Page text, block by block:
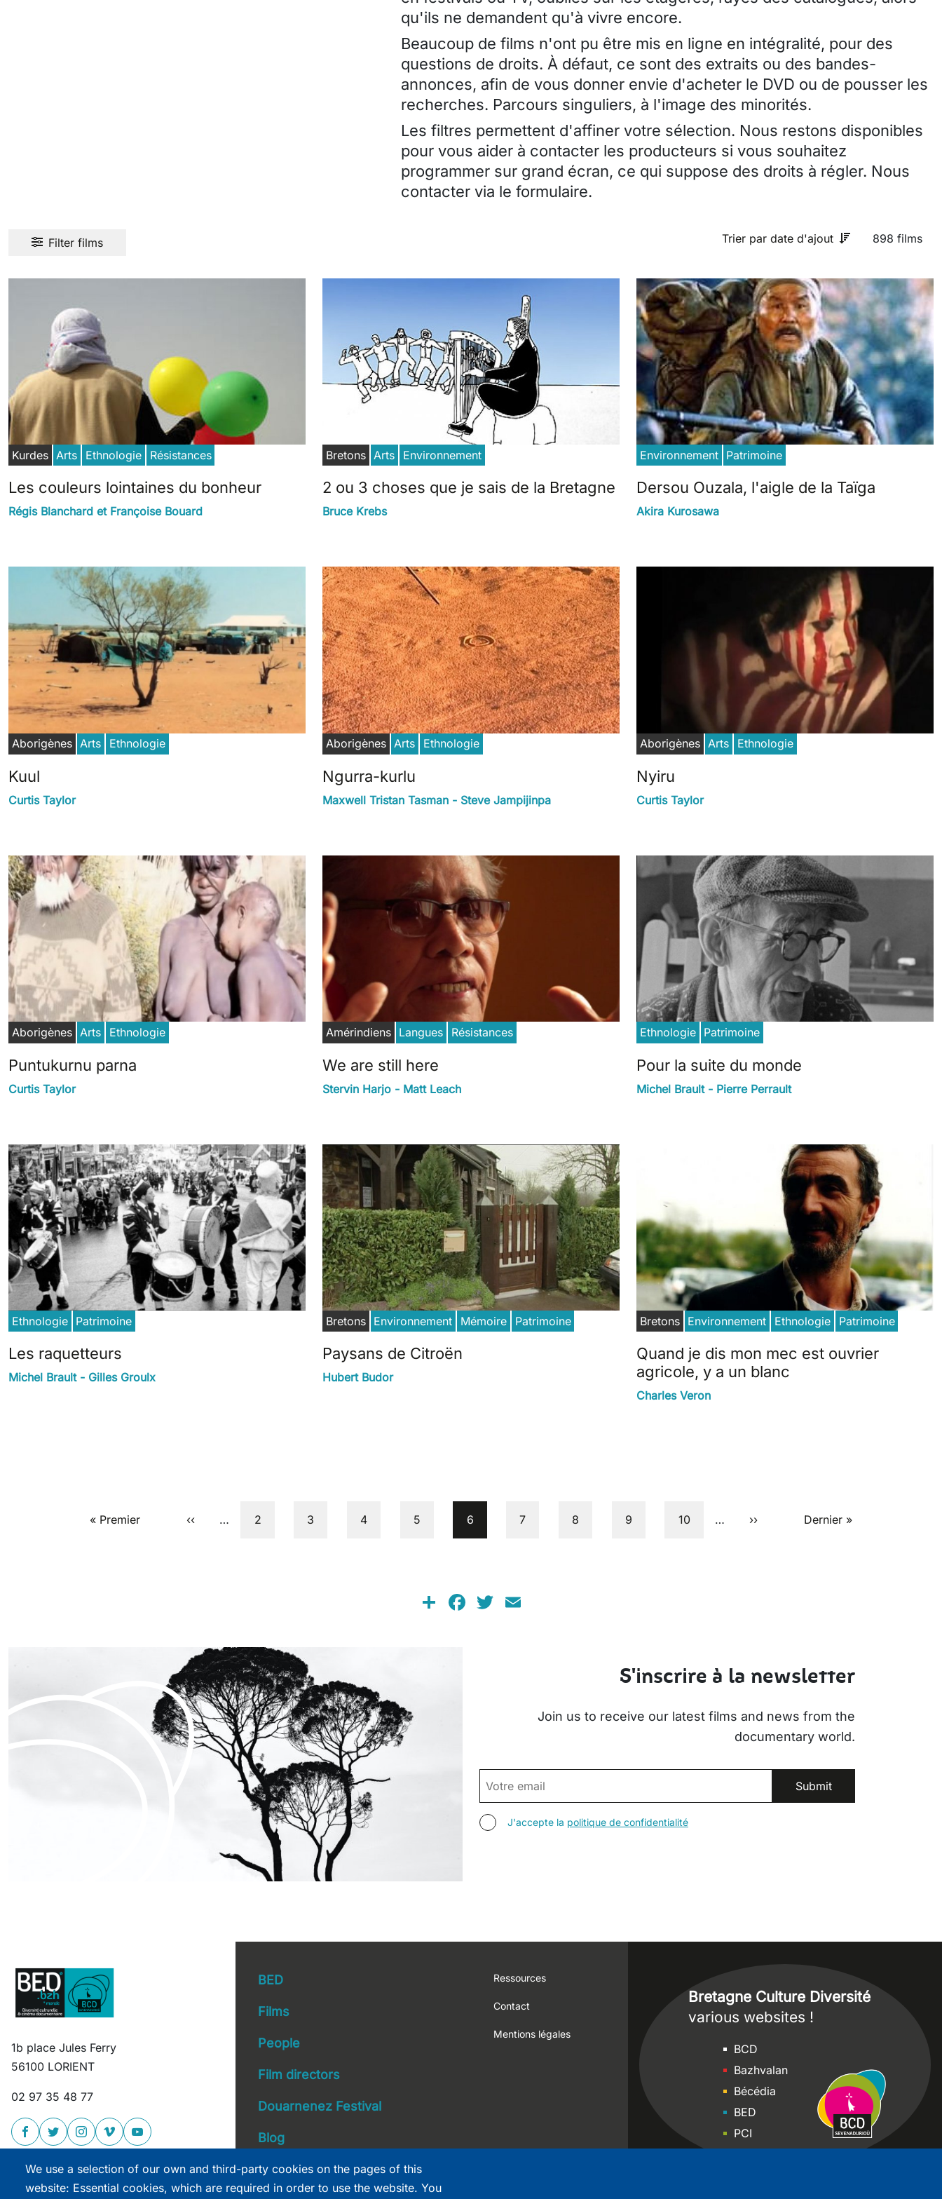
qu'ils ne demandent qu'à vivre encore.
Beaucoup de films n'ont pu être mis en ligne en intégralité, pour des
questions de droits. À défaut, ce sont des extraits ou des bandes-
annonces, afin de vous donner envie d'acheter le DVD ou de pousser les
recherches. Parcours singuliers, à l'image des minorités.
Les filtres permettent d'affiner votre sélection. Nous restons disponibles
pour vous aider à contacter les producteurs si vous souhaitez
programmer sur grand écran, ce qui suppose des droits à régler. Nous
contacter via le formulaire.
Filter films Trier par date d'ajout 898 films
Kurdes Arts Ethnologie Résistances
Les couleurs lointaines du bonheur
Régis Blanchard et Françoise Bouard
Bretons Arts Environnement
2 ou 3 choses que je sais de la Bretagne
Bruce Krebs
Environnement Patrimoine
Dersou Ouzala, l'aigle de la Taïga
Akira Kurosawa
Aborigènes Arts Ethnologie
Kuul
Curtis Taylor
Aborigènes Arts Ethnologie
Ngurra-kurlu
Maxwell Tristan Tasman - Steve Jampijinpa
Aborigènes Arts Ethnologie
Nyiru
Curtis Taylor
Aborigènes Arts Ethnologie
Puntukurnu parna
Curtis Taylor
Amérindiens Langues Résistances
We are still here
Stervin Harjo - Matt Leach
Ethnologie Patrimoine
Pour la suite du monde
Michel Brault - Pierre Perrault
Ethnologie Patrimoine
Les raquetteurs
Michel Brault - Gilles Groulx
Bretons Environnement Mémoire Patrimoine
Paysans de Citroën
Hubert Budor
Bretons Environnement Ethnologie Patrimoine
Quand je dis mon mec est ouvrier
agricole, y a un blanc
Charles Veron
First page
« Premier Previous page
‹‹ … Page
2 Page
3 Page
4 Page
5 Current page
6 Page
7 Page
8 Page
9 Page
10 … Next page
›› Last page
Dernier »
ShareFacebook
Twitter
S'inscrire à la newsletter
Join us to receive our latest films and news from the
documentary world.
EMAIL
AGREE TERMS
J'accepte la politique de confidentialité
1b place Jules Ferry
56100 LORIENT
02 97 35 48 77
Main navigation
BED
Films
People
Film directors
Douarnenez Festival
Blog
Footer
Ressources
Contact
Mentions légales
Bretagne Culture Diversité
various websites !
SitesBCD
Bazhvalan
Bécédia
BED
PCI
We use a selection of our own and third-party cookies on the pages of this
website: Essential cookies, which are required in order to use the website. You